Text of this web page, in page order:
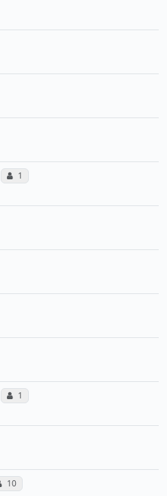
コミュニケーション・タイプ投票数
1
コミュニケーション・タイプ投票数
1
コミュニケーション・タイプ投票数
10